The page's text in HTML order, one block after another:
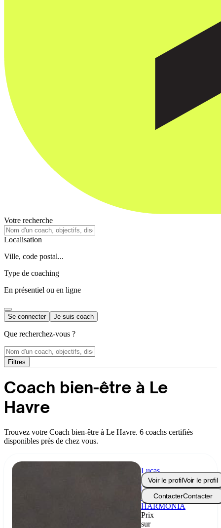
Votre recherche
Localisation
Ville, code postal...
Type de coaching
En présentiel ou en ligne
Se connecter Je suis coach
Que recherchez-vous ?
Filtres
Coach bien-être à Le
Havre
Trouvez votre Coach bien-être à Le Havre. 6 coachs certifiés
disponibles près de chez vous.
Lucas
Routin
|
Coach
HARMONIA
Prix
sur
Voir le profilVoir le profil
ContacterContacter